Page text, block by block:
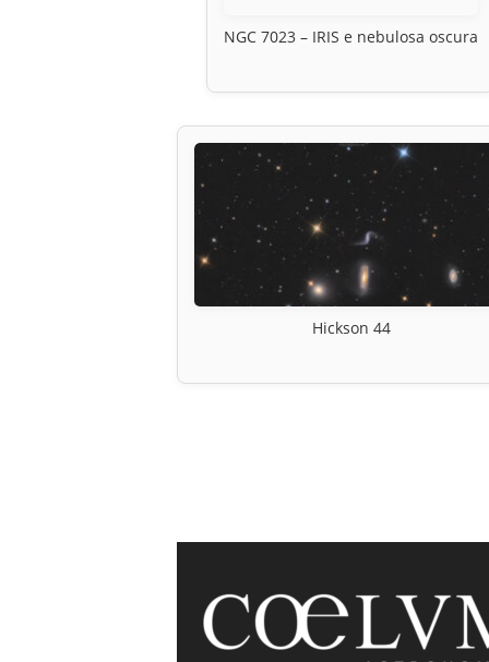
NGC 7023 – IRIS e nebulosa oscura
Hickson 44